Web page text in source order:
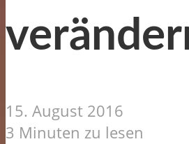
15. August 2016
3 Minuten zu lesen